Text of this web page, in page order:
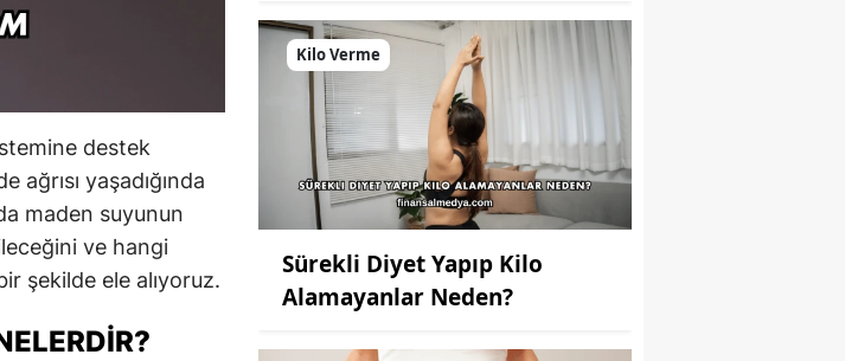
destek
yaşadığında
maden suyunun
ve hangi
şekilde ele alıyoruz.
Kilo Verme
Sürekli Diyet Yapıp Kilo
Alamayanlar Neden?